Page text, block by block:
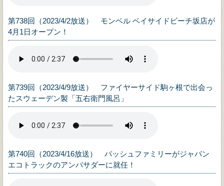
第738回（2023/4/2放送） モンベル ベイサイドビーチ坂店が
4月1日オープン！
第739回（2023/4/9放送） ファイヤーサイド駒ヶ根で出会っ
たスウェーデン製「五右衛門風呂」
第740回（2023/4/16放送） パッシュファミリーがジャパン
エコトラックのアンバサダーに就任！